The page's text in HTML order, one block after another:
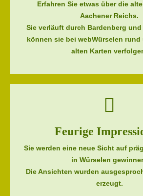
Erfahren Sie etwas über die
Aachener Reichs.
Sie verläuft durch Bardenberg und
können sie bei webWürselen rund
alten Karten
Feurige
Sie werden eine neue Sicht auf
in Würselen
Die Ansichten wurden
erzeugt.